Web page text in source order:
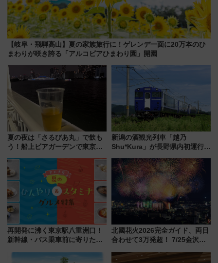
【岐阜・飛騨高山】夏の家族旅行に！ゲレンデ一面に20万本のひ
まわりが咲き誇る「アルコピアひまわり園」開園
夏の夜は「さるびあ丸」で飲も
う！船上ビアガーデンで東京湾
杯……工場直送生ビールや島グ
ルメが美味い
新潟の酒観光列車「越乃
Shu*Kura」が長野県内初運行！
別企画
再開発に沸く東京駅八重洲口！
新幹線・バス乗車前に寄りたい
やり＆スタミナグルメ」6選【新
北國花火2026完全ガイド、両日
合わせて3万発超！ 7/25金沢大
会の日程・アクセス・観覧席ま